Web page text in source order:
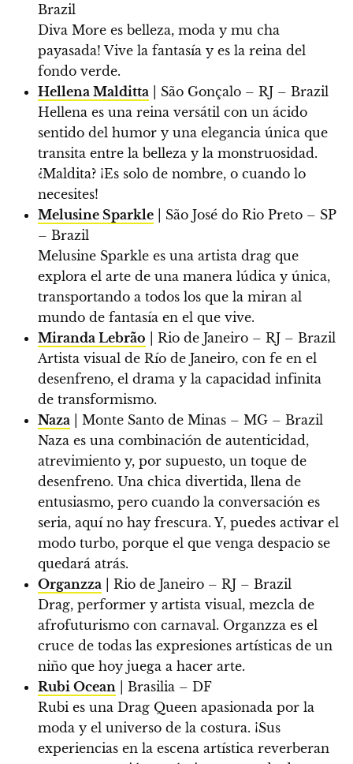
Brazil
Diva More es belleza, moda y mu cha
payasada! Vive la fantasía y es la reina del
fondo verde.
Hellena Malditta | São Gonçalo – RJ – Brazil
Hellena es una reina versátil con un ácido
sentido del humor y una elegancia única que
transita entre la belleza y la monstruosidad.
¿Maldita? ¡Es solo de nombre, o cuando lo
necesites!
Melusine Sparkle | São José do Rio Preto – SP
– Brazil
Melusine Sparkle es una artista drag que
explora el arte de una manera lúdica y única,
transportando a todos los que la miran al
mundo de fantasía en el que vive.
Miranda Lebrão | Rio de Janeiro – RJ – Brazil
Artista visual de Río de Janeiro, con fe en el
desenfreno, el drama y la capacidad infinita
de transformismo.
Naza | Monte Santo de Minas – MG – Brazil
Naza es una combinación de autenticidad,
atrevimiento y, por supuesto, un toque de
desenfreno. Una chica divertida, llena de
entusiasmo, pero cuando la conversación es
seria, aquí no hay frescura. Y, puedes activar el
modo turbo, porque el que venga despacio se
quedará atrás.
Organzza | Rio de Janeiro – RJ – Brazil
Drag, performer y artista visual, mezcla de
afrofuturismo con carnaval. Organzza es el
cruce de todas las expresiones artísticas de un
niño que hoy juega a hacer arte.
Rubi Ocean | Brasilia – DF
Rubi es una Drag Queen apasionada por la
moda y el universo de la costura. ¡Sus
experiencias en la escena artística reverberan